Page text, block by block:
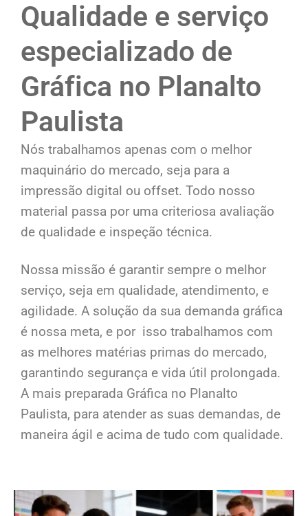
Qualidade e serviço
especializado de
Gráfica no Planalto
Paulista
Nós trabalhamos apenas com o melhor
maquinário do mercado, seja para a
impressão digital ou offset. Todo nosso
material passa por uma criteriosa avaliação
de qualidade e inspeção técnica.
Nossa missão é garantir sempre o melhor
serviço, seja em qualidade, atendimento, e
agilidade. A solução da sua demanda gráfica
é nossa meta, e por isso trabalhamos com
as melhores matérias primas do mercado,
garantindo segurança e vida útil prolongada.
A mais preparada Gráfica no Planalto
Paulista, para atender as suas demandas, de
maneira ágil e acima de tudo com qualidade.